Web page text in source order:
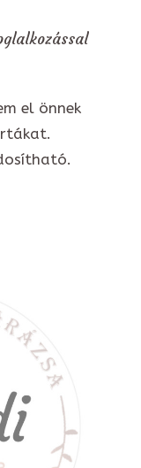
el önnek